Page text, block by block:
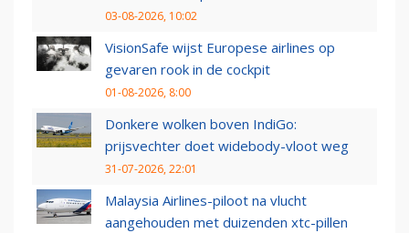
03-08-2026, 10:02
VisionSafe wijst Europese airlines op
gevaren rook in de cockpit
01-08-2026, 8:00
Donkere wolken boven IndiGo:
prijsvechter doet widebody-vloot weg
31-07-2026, 22:01
Malaysia Airlines-piloot na vlucht
aangehouden met duizenden xtc-pillen